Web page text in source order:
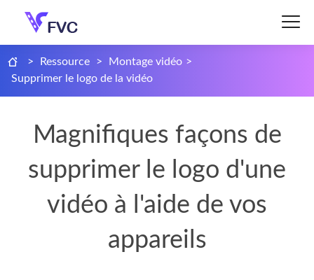
> Ressource > Montage vidéo >
Supprimer le logo de la vidéo
Magnifiques façons de
supprimer le logo d'une
vidéo à l'aide de vos
appareils